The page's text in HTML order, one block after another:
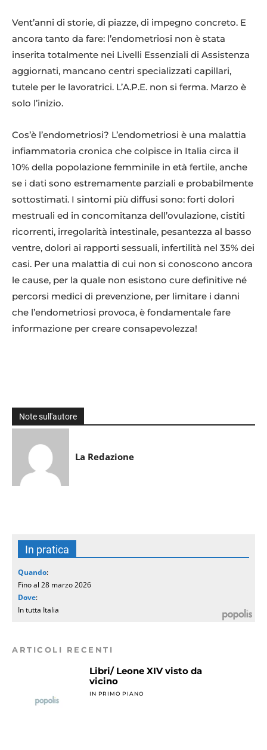
Vent’anni di storie, di piazze, di impegno concreto. E
ancora tanto da fare: l’endometriosi non è stata
inserita totalmente nei Livelli Essenziali di Assistenza
aggiornati, mancano centri specializzati capillari,
tutele per le lavoratrici. L’A.P.E. non si ferma. Marzo è
solo l’inizio.
Cos’è l’endometriosi? L’endometriosi è una malattia
infiammatoria cronica che colpisce in Italia circa il
10% della popolazione femminile in età fertile, anche
se i dati sono estremamente parziali e probabilmente
sottostimati. I sintomi più diffusi sono: forti dolori
mestruali ed in concomitanza dell’ovulazione, cistiti
ricorrenti, irregolarità intestinale, pesantezza al basso
ventre, dolori ai rapporti sessuali, infertilità nel 35% dei
casi. Per una malattia di cui non si conoscono ancora
le cause, per la quale non esistono cure definitive né
percorsi medici di prevenzione, per limitare i danni
che l’endometriosi provoca, è fondamentale fare
informazione per creare consapevolezza!
Note sull'autore
La Redazione
In pratica
Quando:
Fino al 28 marzo 2026
Dove:
In tutta Italia
ARTICOLI RECENTI
Libri/ Leone XIV visto da
vicino
IN PRIMO PIANO